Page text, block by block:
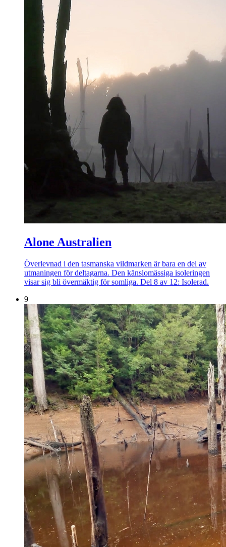
Alone Australien
Överlevnad i den tasmanska vildmarken är bara en del av
utmaningen för deltagarna. Den känslomässiga isoleringen
visar sig bli övermäktig för somliga. Del 8 av 12: Isolerad.
9